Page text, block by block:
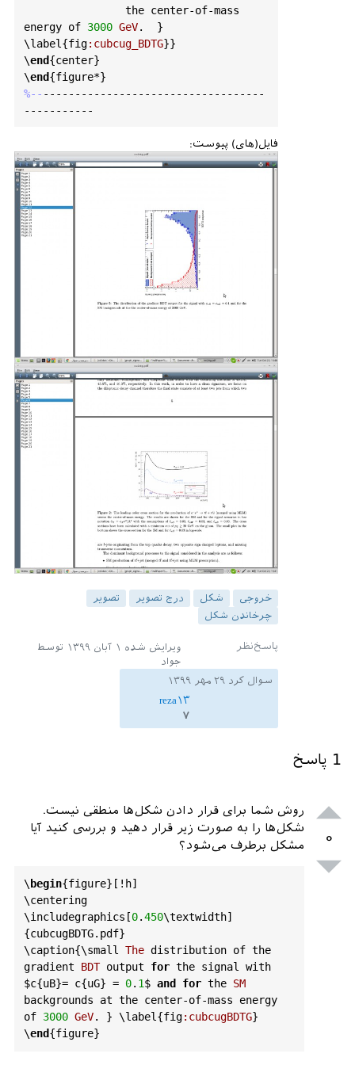
the center-of-mass
energy of 3000 GeV.  }
\label {fig: cubcug_BDTG}}
\end{center}
\end{figure
%-- -----------------------------------
فایل(های) پیوست:
خروجی شکل درج تصویر
تصویر
چرخاندن شکل
ویرایش شده ۱ آبان ۱۳۹۹
توسط
جواد
سوال کرد ۲۹ مهر ۱۳۹۹
reza۱۳
۷
1 پاسخ
۰
روش شما برای قرار دادن شکل‌ها منطقی نیست.
شکل‌ها را به صورت زیر قرار دهید و بررسی کنید آیا
مشکل برطرف می‌شود؟
\ begin{figure}[! h]
\centering
\includegraphics [0.450\textwidth]
{cubcugBDTG. pdf}
\caption{\small The distribution of the
gradient
BDT output for the signal
with
$c{uB}= c{uG} = 0. 1$ and for the SM
backgrounds
at the center-of-mass
energy
of 3000 GeV. } \label {fig: cubcugBDTG}
\end{figure